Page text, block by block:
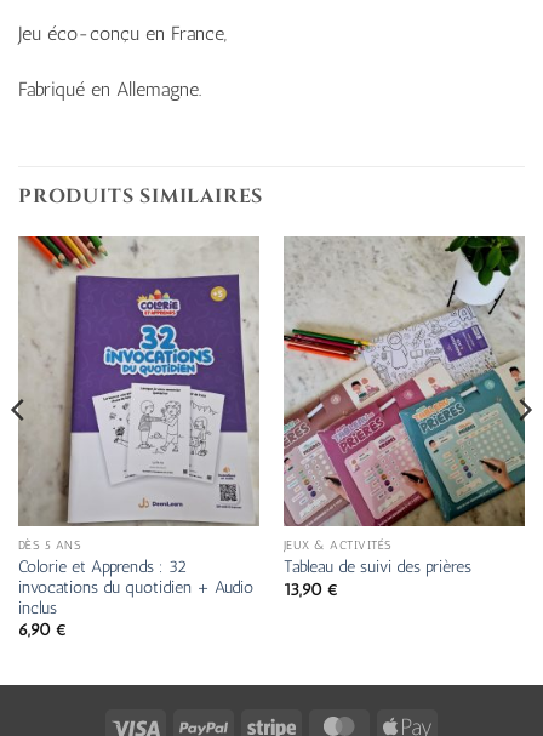
Jeu éco-conçu en France,
Fabriqué en Allemagne.
PRODUITS SIMILAIRES
DÈS 5 ANS
Colorie et Apprends : 32
invocations du quotidien + Audio
inclus
6,90 €
JEUX & ACTIVITÉS
Tableau de suivi des prières
13,90 €
Visa PayPal Stripe MasterCardApple